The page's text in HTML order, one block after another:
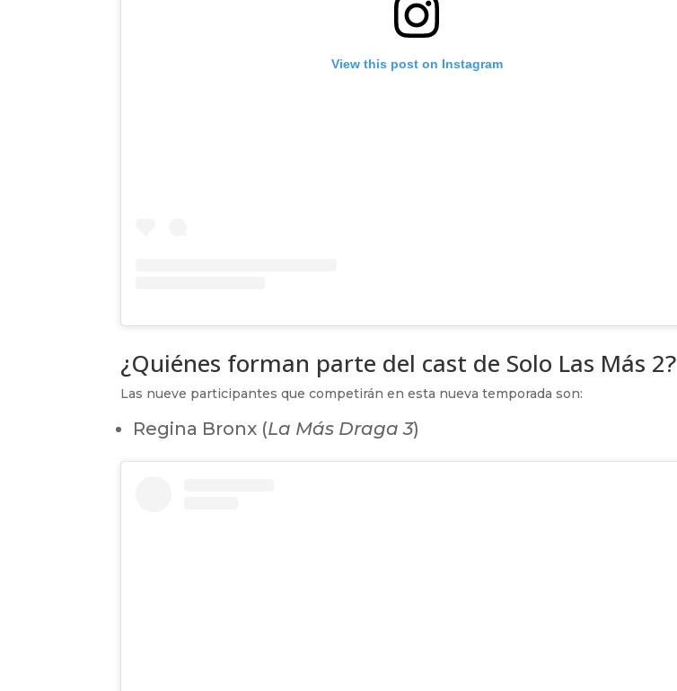
View this post on Instagram
¿Quiénes forman parte del cast de Solo Las Más 2?
Las nueve participantes que competirán en esta nueva temporada son:
Regina Bronx (La Más Draga 3)